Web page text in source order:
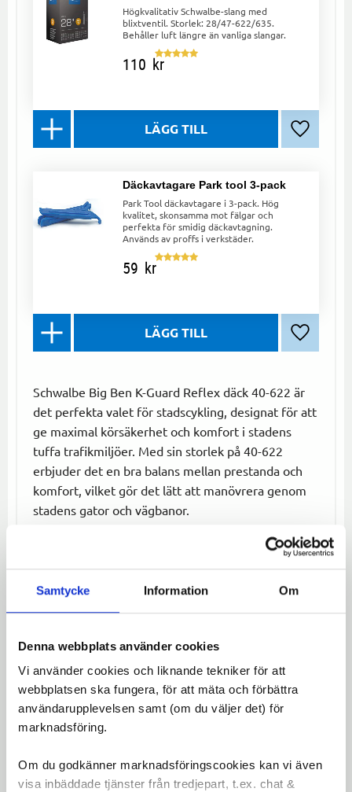
Samtycke Information Om
Denna webbplats använder cookies
Vi använder cookies och liknande tekniker för att
webbplatsen ska fungera, för att mäta och förbättra
användarupplevelsen samt (om du väljer det) för
marknadsföring.
Om du godkänner marknadsföringscookies kan vi även
visa inbäddade tjänster från tredjepart, t.ex. chat &
Schwalbe Big Ben K-Guard Reflex däck 40-622 är
det perfekta valet för stadscykling, designat för att
ge maximal körsäkerhet och komfort i stadens
tuffa trafikmiljöer. Med sin storlek på 40-622
erbjuder det en bra balans mellan prestanda och
komfort, vilket gör det lätt att manövrera genom
stadens gator och vägbanor.
Däckets K-Guard-teknologi ger ett extra lager
skydd mot punktering, vilket är en viktig funktion
kan utgöra ett hot mot dina däck.
särskilt vid sämre ljusförhållanden eller på
kvällarna. Detta gör varje tur säkrare och gör att du
syns bättre för andra trafikanter.
Oavsett om du pendlar, cyklar till jobbet eller bara
njuter av en tur genom staden, kommer Schwalbe
körupplevelse.
Högkvalitativ Schwalbe-slang med
blixtventil. Storlek: 28/47-622/635.
Behåller luft längre än vanliga slangar.
110 kr
Lägg till
Däckavtagare Park tool 3-pack
Park Tool däckavtagare i 3-pack. Hög
kvalitet, skonsamma mot fälgar och
perfekta för smidig däckavtagning.
Används av proffs i verkstäder.
59 kr
Lägg till